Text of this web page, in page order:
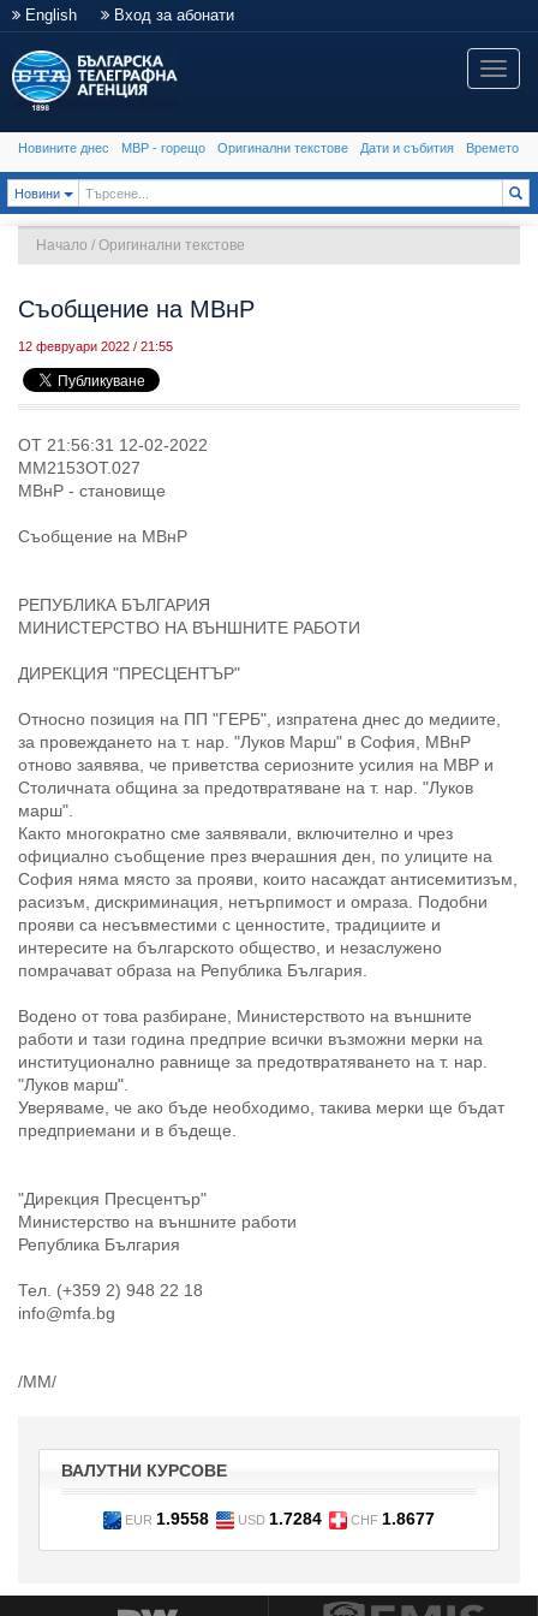
English Вход за абонати
Toggle
Новините днес МВР - горещо Оригинални текстове Дати и събития Времето
Новини Toggle Dropdown
Начало / Оригинални текстове
Съобщение на МВнР
12 февруари 2022 / 21:55
OT 21:56:31 12-02-2022
MM2153OT.027
МВнР - становище
Съобщение на МВнР
РЕПУБЛИКА БЪЛГАРИЯ
МИНИСТЕРСТВО НА ВЪНШНИТЕ РАБОТИ
ДИРЕКЦИЯ "ПРЕСЦЕНТЪР"
Относно позиция на ПП "ГЕРБ", изпратена днес до медиите,
за провеждането на т. нар. "Луков Марш" в София, МВнР
отново заявява, че приветства сериозните усилия на МВР и
Столичната община за предотвратяване на т. нар. "Луков
марш".
Както многократно сме заявявали, включително и чрез
официално съобщение през вчерашния ден, по улиците на
София няма място за прояви, които насаждат антисемитизъм,
расизъм, дискриминация, нетърпимост и омраза. Подобни
прояви са несъвместими с ценностите, традициите и
интересите на българското общество, и незаслужено
помрачават образа на Република България.
Водено от това разбиране, Министерството на външните
работи и тази година предприе всички възможни мерки на
институционално равнище за предотвратяването на т. нар.
"Луков марш".
Уверяваме, че ако бъде необходимо, такива мерки ще бъдат
предприемани и в бъдеще.
"Дирекция Пресцентър"
Министерство на външните работи
Република България
Тел. (+359 2) 948 22 18
info@mfa.bg
/ММ/
ВАЛУТНИ КУРСОВЕ
EUR 1.9558 USD 1.7284 CHF 1.8677